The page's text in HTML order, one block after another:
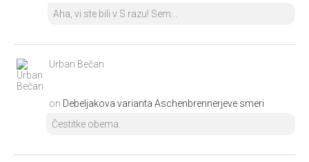
Aha, vi ste bili v S razu! Sem...
Urban Bečan
on Debeljakova varianta Aschenbrennerjeve smeri
Čestitke obema.